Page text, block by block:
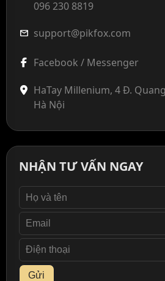
096 230 8819
mail support@pikfox.com
Facebook / Messenger
HaTay Millenium, 4 Đ.
Hà Nội
NHẬN TƯ VẤN NGAY
Gửi